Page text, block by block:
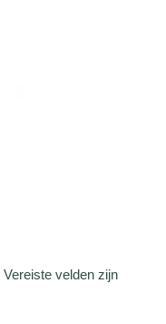
Vereiste velden zijn